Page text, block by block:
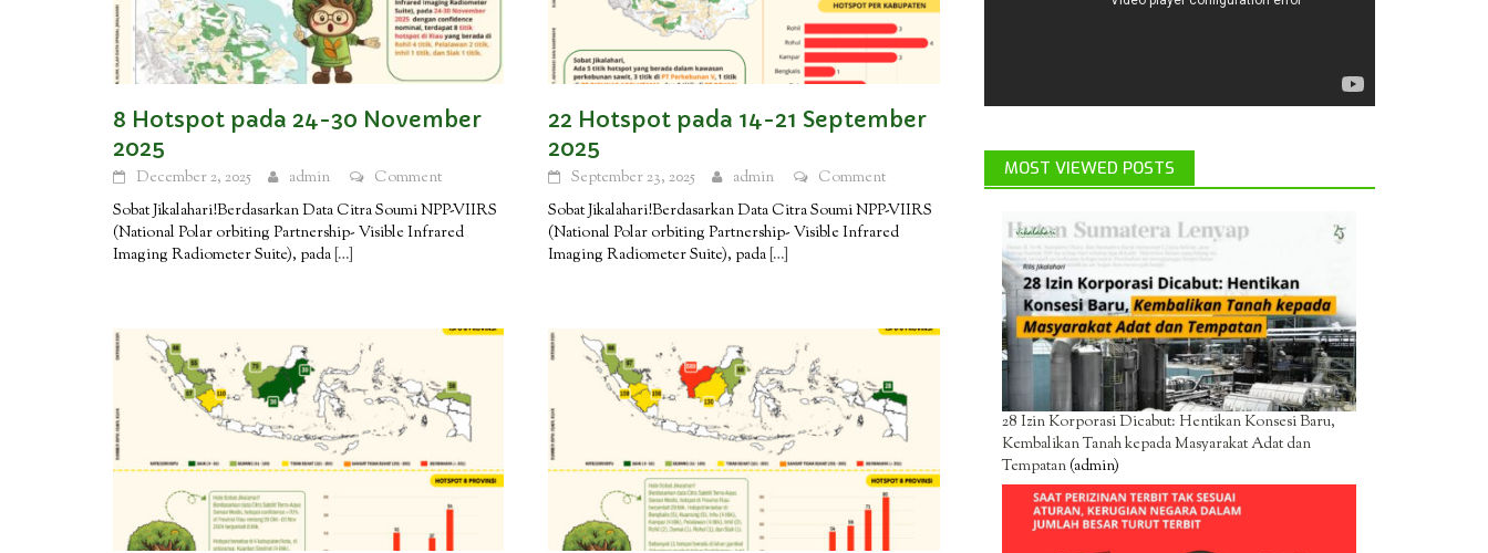
8 Hotspot pada 24-30 November
2025
December 2, 2025 admin
Comment
Sobat Jikalahari!Berdasarkan Data Citra Soumi NPP-VIIRS
(National Polar orbiting Partnership- Visible Infrared
Imaging Radiometer Suite), pada […]
22 Hotspot pada 14-21 September
2025
September 23, 2025 admin
Comment
Sobat Jikalahari!Berdasarkan Data Citra Soumi NPP-VIIRS
(National Polar orbiting Partnership- Visible Infrared
Imaging Radiometer Suite), pada […]
MOST VIEWED POSTS
28 Izin Korporasi Dicabut: Hentikan Konsesi Baru,
Kembalikan Tanah kepada Masyarakat Adat dan
Tempatan(admin)